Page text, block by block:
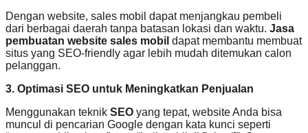
Dengan website, sales mobil dapat menjangkau pembeli
dari berbagai daerah tanpa batasan lokasi dan waktu. Jasa
pembuatan website sales mobil dapat membantu membuat
situs yang SEO-friendly agar lebih mudah ditemukan calon
pelanggan.
3. Optimasi SEO untuk Meningkatkan Penjualan
Menggunakan teknik SEO yang tepat, website Anda bisa
muncul di pencarian Google dengan kata kunci seperti